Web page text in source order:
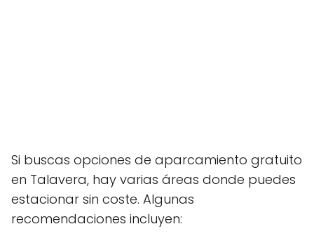
Si buscas opciones de aparcamiento gratuito
en Talavera, hay varias áreas donde puedes
estacionar sin coste. Algunas
recomendaciones incluyen: